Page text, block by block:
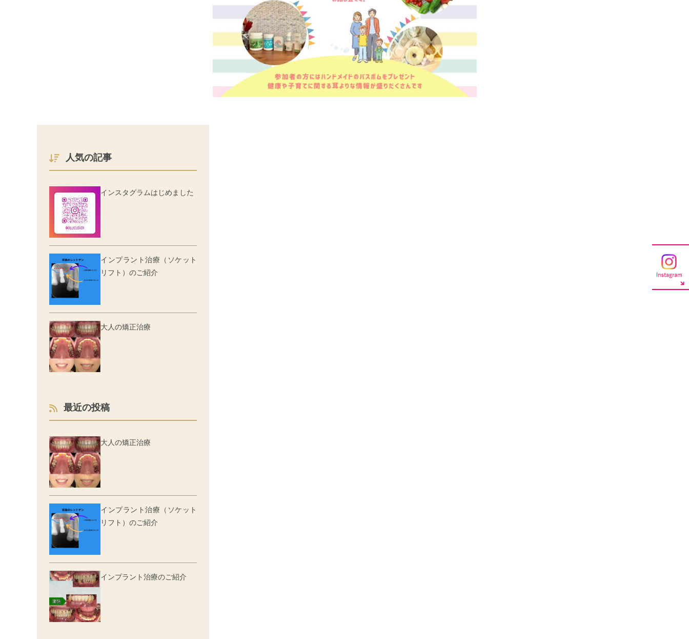
人気の記事
インスタグラムはじめました
インプラント治療（ソケット
リフト）のご紹介
大人の矯正治療
最近の投稿
大人の矯正治療
インプラント治療（ソケット
リフト）のご紹介
インプラント治療のご紹介